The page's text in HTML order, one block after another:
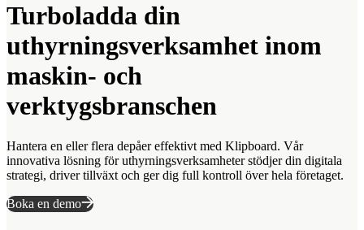
Turboladda din
uthyrningsverksamhet inom
maskin- och
verktygsbranschen
Hantera en eller flera depåer effektivt med Klipboard. Vår
innovativa lösning för uthyrningsverksamheter stödjer din digitala
strategi, driver tillväxt och ger dig full kontroll över hela företaget.
Boka en demo